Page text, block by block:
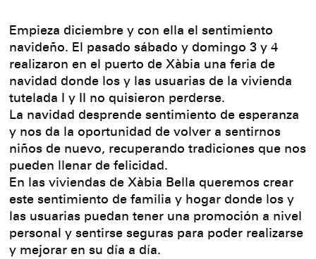
Empieza diciembre y con ella el sentimiento
navideño. El pasado sábado y domingo 3 y 4
realizaron en el puerto de Xàbia una feria de
navidad donde los y las usuarias de la vivienda
tutelada I y II no quisieron perderse.
La navidad desprende sentimiento de esperanza
y nos da la oportunidad de volver a sentirnos
niños de nuevo, recuperando tradiciones que nos
pueden llenar de felicidad.
En las viviendas de Xàbia Bella queremos crear
este sentimiento de familia y hogar donde los y
las usuarias puedan tener una promoción a nivel
personal y sentirse seguras para poder realizarse
y mejorar en su día a día.